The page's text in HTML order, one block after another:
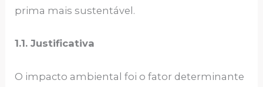
prima mais sustentável.
1.1. Justificativa
O impacto ambiental foi o fator determinante